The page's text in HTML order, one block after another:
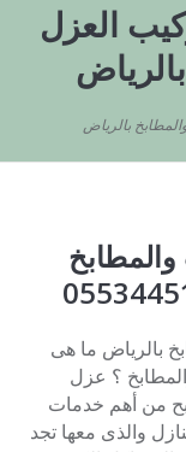
العزل
بالرياض
بالرياض ما هى
؟ عزل
من أهم خدمات
والذى معها تجد